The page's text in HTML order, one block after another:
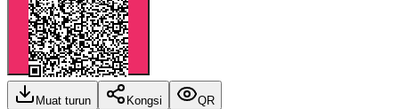
Muat turun Kongsi QR